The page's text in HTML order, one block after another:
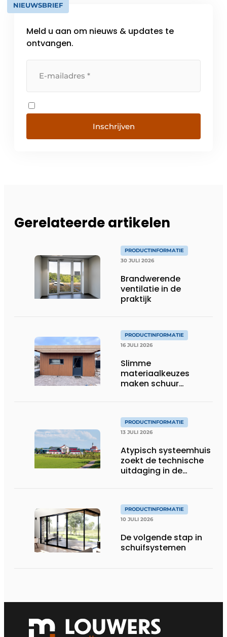
NIEUWSBRIEF
Meld u aan om nieuws & updates te
ontvangen.
Inschrijven
Gerelateerde artikelen
PRODUCTINFORMATIE
30 JULI 2026
Brandwerende
ventilatie in de
praktijk
PRODUCTINFORMATIE
16 JULI 2026
Slimme
materiaalkeuzes
maken schuur
PRODUCTINFORMATIE
13 JULI 2026
Atypisch systeemhuis
zoekt de technische
uitdaging in de
PRODUCTINFORMATIE
10 JULI 2026
De volgende stap in
schuifsystemen